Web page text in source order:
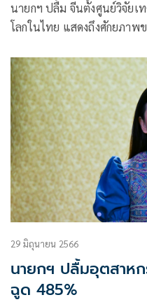
นายกฯ ปลื้ม จีนตั้งศูนย์วิจัยเ
โลกในไทย แสดงถึงศักยภา
29 มิถุนายน 2566
นายกฯ ปลื้มอุตสาห
ฉูด 485%